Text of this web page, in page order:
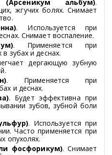
альбум).
жгучих болях. Снимает
. Используется при
Снимает воспаление.
. Применяется при
зубах и деснах.
дергающую зубную
. Применяется при
и деснах.
. Будет эффективна при
зубов, зубной боли
. Используется при
Часто применяется при
опухолях.
фосфорикум). Снимает